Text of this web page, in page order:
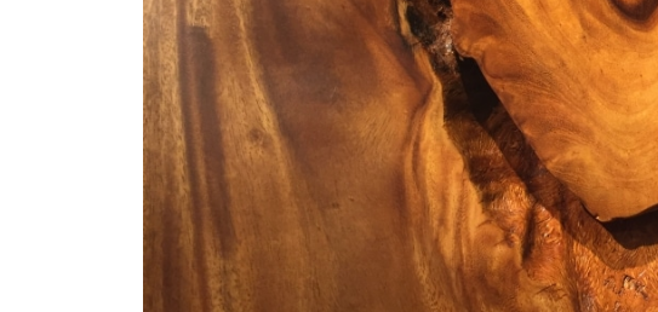
特別なダイニングチェア
一枚板用のテーブル脚
樹種紹介
コーディネート集
メンテナンス方法
公式オンライ
WEBカタロ